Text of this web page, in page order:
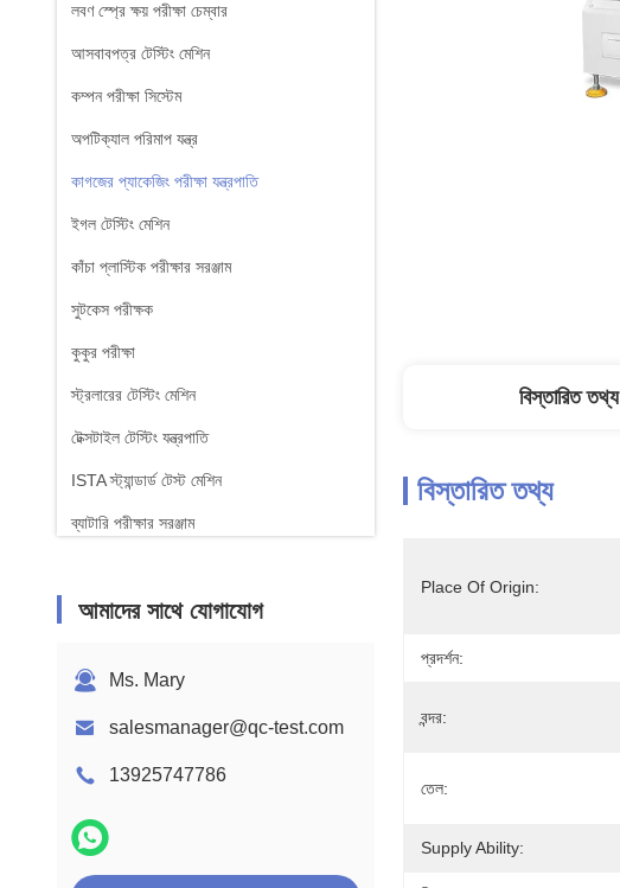
লবণ স্প্রে ক্ষয় পরীক্ষা চেম্বার
আসবাবপত্র টেস্টিং মেশিন
কম্পন পরীক্ষা সিস্টেম
অপটিক্যাল পরিমাপ যন্ত্র
কাগজের প্যাকেজিং পরীক্ষা যন্ত্রপাতি
ইগল টেস্টিং মেশিন
কাঁচা প্লাস্টিক পরীক্ষার সরঞ্জাম
সুটকেস পরীক্ষক
কুকুর পরীক্ষা
স্ট্রলারের টেস্টিং মেশিন
টেক্সটাইল টেস্টিং যন্ত্রপাতি
ISTA স্ট্যান্ডার্ড টেস্ট মেশিন
ব্যাটারি পরীক্ষার সরঞ্জাম
জ্বলনযোগ্যতা পরীক্ষার সরঞ্জাম
আমাদের সাথে যোগাযোগ
Ms. Mary
salesmanager@qc-test.com
13925747786
বিস্তারিত তথ্য
বিস্তারিত তথ্য
Place Of Origin:
প্রদর্শন:
বন্দর:
তেল:
Supply Ability: